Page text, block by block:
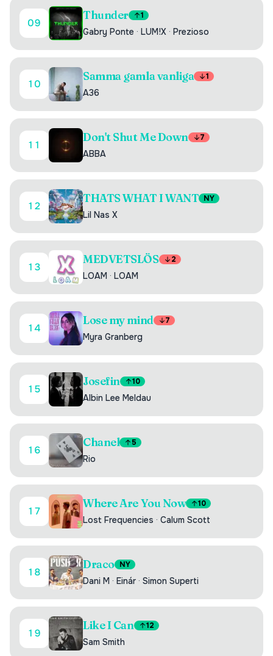
09
Thunder 1
Gabry Ponte · LUM!X · Prezioso
10
Samma gamla vanliga 1
A36
11
Don't Shut Me Down 7
ABBA
12
THATS WHAT I WANT NY
Lil Nas X
13
MEDVETSLÖS 2
LOAM · LOAM
14
Lose my mind 7
Myra Granberg
15
Josefin 10
Albin Lee Meldau
16
Chanel 5
Rio
17
Where Are You Now 10
Lost Frequencies · Calum Scott
18
Draco NY
Dani M · Einár · Simon Superti
19
Like I Can 12
Sam Smith